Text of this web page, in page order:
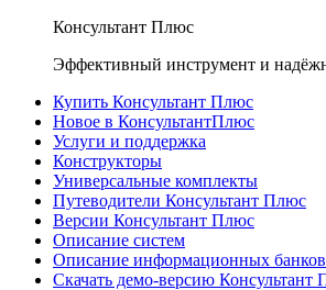
Консультант Плюс
Эффективный инструмент и
Купить Консультант Плюс
Новое в КонсультантПлюс
Услуги и поддержка
Конструкторы
Универсальные комплекты
Путеводители Консультант Плюс
Версии Консультант Плюс
Описание систем
Описание информационных банков
Скачать демо-версию Консультант